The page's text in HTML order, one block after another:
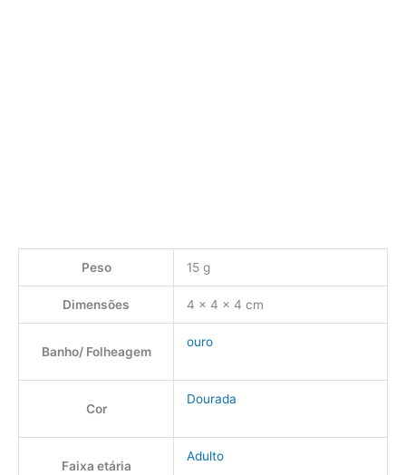
Peso 15 g
Dimensões 4 × 4 × 4 cm
Banho/ Folheagem
ouro
Cor
Dourada
Faixa etária
Adulto